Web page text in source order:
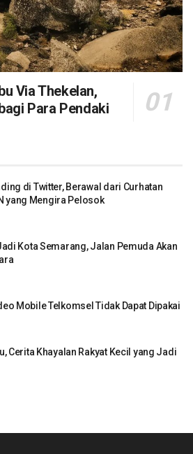
Via Thekelan,
Para Pendaki
di Twitter, Berawal dari Curhatan
yang Mengira Pelosok
Kota Semarang, Jalan Pemuda Akan
Mobile Telkomsel Tidak Dapat Dipakai
Cerita Khayalan Rakyat Kecil yang Jadi